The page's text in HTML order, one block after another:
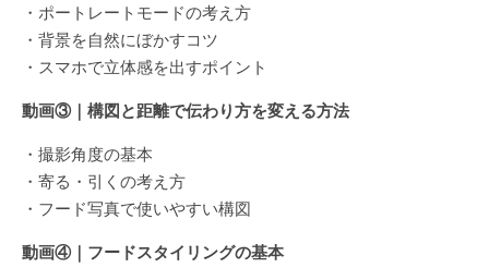
・ポートレートモードの考え方
・背景を自然にぼかすコツ
・スマホで立体感を出すポイント
動画③｜構図と距離で伝わり方を変える方法
・撮影角度の基本
・寄る・引くの考え方
・フード写真で使いやすい構図
動画④｜フードスタイリングの基本